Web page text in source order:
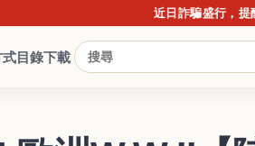
近日詐騙盛行，提醒讀者
式目錄下載